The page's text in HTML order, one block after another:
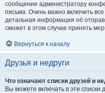
сообщение администратору
письма. Очень важно включить
детальная информация об
сможет в этом случае принять
Вернуться к началу
Друзья и недруги
Что означают списки друзей и
Вы можете включать в эти списки